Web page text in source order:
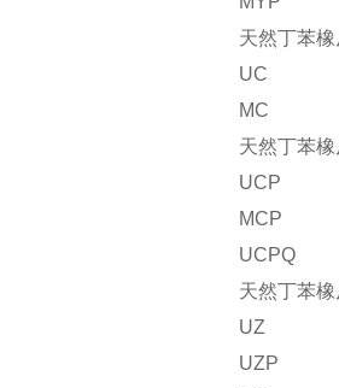
天然丁苯
UC
MC
天然丁苯
UCP
MCP
UCPQ
天然丁苯
UZ
UZP